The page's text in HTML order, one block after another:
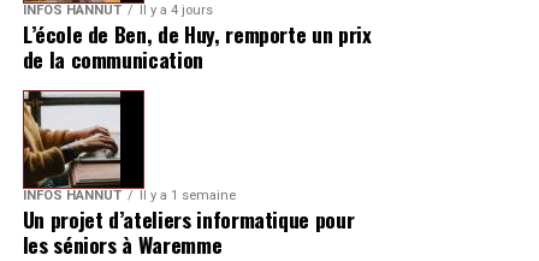
INFOS HANNUT Il y a 4 jours
L’école de Ben, de Huy, remporte un prix
de la communication
INFOS HANNUT Il y a 1 semaine
Un projet d’ateliers informatique pour
les séniors à Waremme